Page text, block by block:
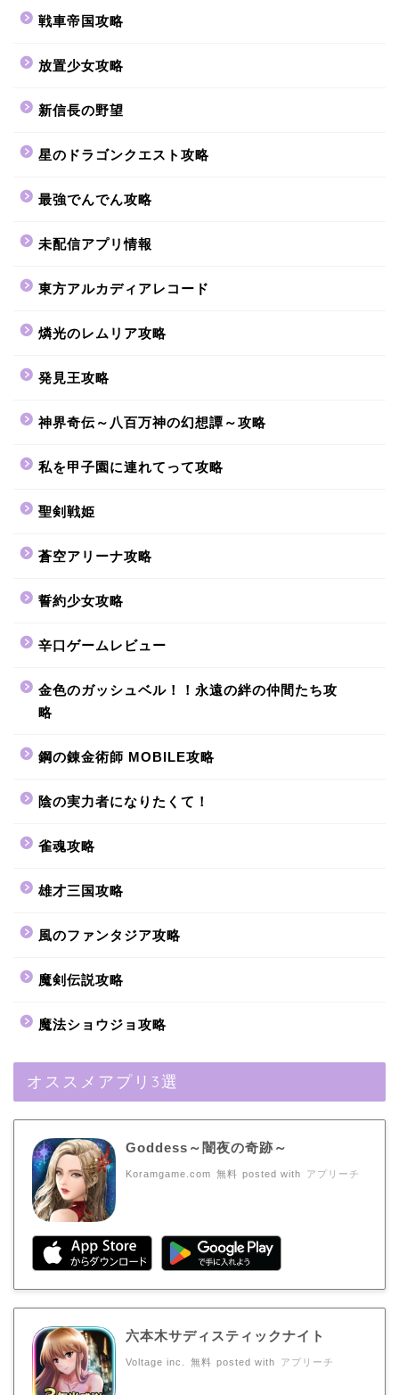
戦車帝国攻略
放置少女攻略
新信長の野望
星のドラゴンクエスト攻略
最強でんでん攻略
未配信アプリ情報
東方アルカディアレコード
燐光のレムリア攻略
発見王攻略
神界奇伝～八百万神の幻想譚～攻略
私を甲子園に連れてって攻略
聖剣戦姫
蒼空アリーナ攻略
誓約少女攻略
辛口ゲームレビュー
金色のガッシュベル！！永遠の絆の仲間たち攻
略
鋼の錬金術師 MOBILE攻略
陰の実力者になりたくて！
雀魂攻略
雄才三国攻略
風のファンタジア攻略
魔剣伝説攻略
魔法ショウジョ攻略
オススメアプリ3選
Goddess～闇夜の奇跡～
Koramgame.com 無料 posted with アプリーチ
六本木サディスティックナイト
Voltage inc. 無料 posted with アプリーチ